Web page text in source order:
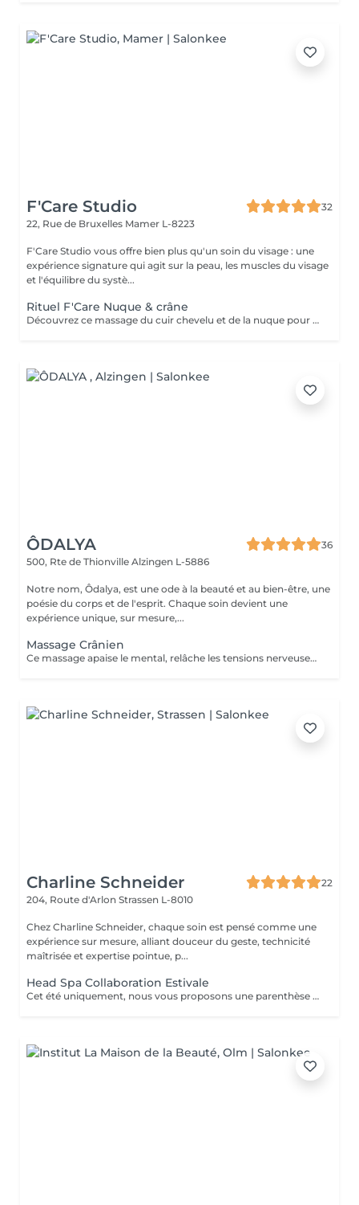
F'Care Studio
32
22, Rue de Bruxelles Mamer L-8223
F'Care Studio vous offre bien plus qu'un soin du visage : une
expérience signature qui agit sur la peau, les muscles du visage
et l'équilibre du systè...
Rituel F'Care Nuque & crâne
Découvrez ce massage du cuir chevelu et de la nuque pour chasser les tensions physiques et mentales, combattre la fatigue et le stress. Modelage manuel du cuir chevelu sans huile, travail lent des muscles du cou, de la nuque sur-sollicités au quotidien. Les zones sensibles et tendues du crâne sont travaillés avec des techniques d'acupression et des instruments en pierre semi précieuse chauds afin de relaxer à la fois le corps et l'esprit et s'ancrer dans le moment présent. Réel lâcher prise en quelques instants. Les signes de fatigue sont estompés, le visage est parfaitement détendu.
ÔDALYA
36
500, Rte de Thionville Alzingen L-5886
Notre nom, Ôdalya, est une ode à la beauté et au bien-être, une
poésie du corps et de l'esprit. Chaque soin devient une
expérience unique, sur mesure,...
Massage Crânien
Ce massage apaise le mental, relâche les tensions nerveuses et procure relaxation profonde et lâcher-prise.
Charline Schneider
22
204, Route d'Arlon Strassen L-8010
Chez Charline Schneider, chaque soin est pensé comme une
expérience sur mesure, alliant douceur du geste, technicité
maîtrisée et expertise pointue, p...
Head Spa Collaboration Estivale
Cet été uniquement, nous vous proposons une parenthèse de bien-être en édition limitée. Pendant cette expérience, profitez d'un rituel profondément relaxant alliant massage du cuir chevelu, soins adaptés et lâcher-prise, dans une atmosphère douce et apaisante. Une collaboration éphémère. Quelques dates seulement. Nombre de places très limité. Réservez dès maintenant votre moment de détente avant la fin de cette collaboration estivale. Un sèche-cheveux est mis à disposition. Le séchage n'est pas inclus afin de préserver la dimension relaxante du soin.